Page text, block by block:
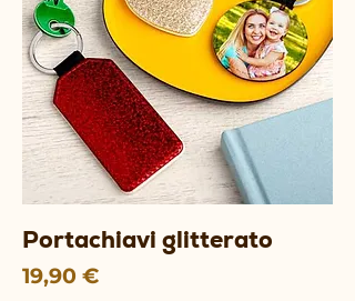
Portachiavi glitterato
Prezzo
19,90 €